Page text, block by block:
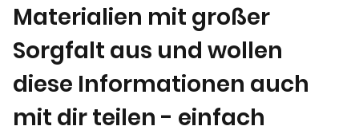
Materialien mit großer
Sorgfalt aus und wollen
diese Informationen auch
mit dir teilen - einfach